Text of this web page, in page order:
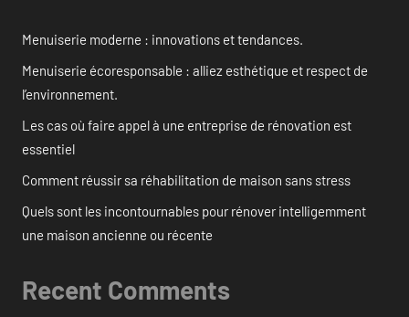
Menuiserie moderne : innovations et tendances.
Menuiserie écoresponsable : alliez esthétique et respect de
l’environnement.
Les cas où faire appel à une entreprise de rénovation est
essentiel
Comment réussir sa réhabilitation de maison sans stress
Quels sont les incontournables pour rénover intelligemment
une maison ancienne ou récente
Recent Comments